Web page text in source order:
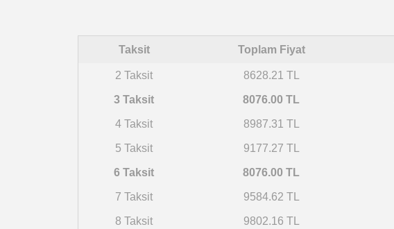
Taksit Toplam Fiyat
2 Taksit 8628.21 TL
3 Taksit 8076.00 TL
4 Taksit 8987.31 TL
5 Taksit 9177.27 TL
6 Taksit 8076.00 TL
7 Taksit 9584.62 TL
8 Taksit 9802.16 TL